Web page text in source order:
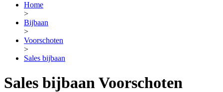
Home
>
Bijbaan
>
Voorschoten
>
Sales bijbaan
Sales bijbaan Voorschoten